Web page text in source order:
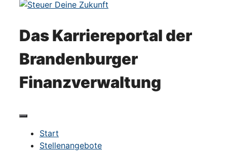
Das Karriereportal der
Brandenburger
Finanzverwaltung
Start
Stellenangebote